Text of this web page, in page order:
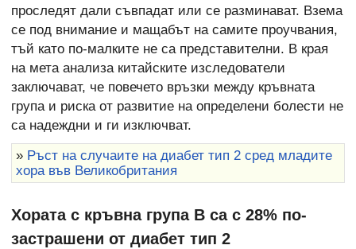
проследят дали съвпадат или се разминават. Взема
се под внимание и мащабът на самите проучвания,
тъй като по-малките не са представителни. В края
на мета анализа китайските изследователи
заключават, че повечето връзки между кръвната
група и риска от развитие на определени болести не
са надеждни и ги изключват.
» Ръст на случаите на диабет тип 2 сред младите
хора във Великобритания
Хората с кръвна група В са с 28% по-
застрашени от диабет тип 2